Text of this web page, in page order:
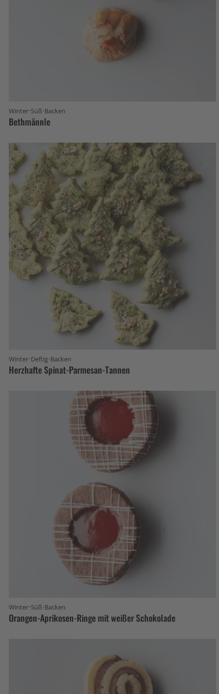
Winter·Süß·Backen
Bethmännle
Winter·Deftig·Backen
Herzhafte Spinat-Parmesan-Tannen
Winter·Süß·Backen
Orangen-Aprikosen-Ringe mit weißer Schokolade